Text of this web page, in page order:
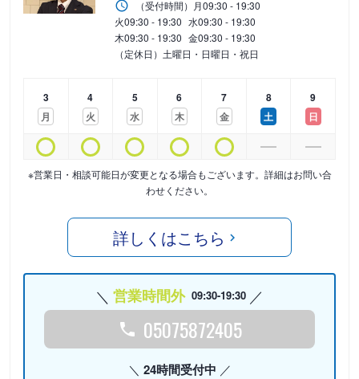
（受付時間） 月09:30 - 19:30
火09:30 - 19:30 水09:30 - 19:30
木09:30 - 19:30 金09:30 - 19:30
（定休日）土曜日・日曜日・祝日
3
月
4
火
5
水
6
木
7
金
8
土
9
日
※営業日・相談可能日が変更となる場合もございます。詳細はお問い合
わせください。
詳しくはこちら
営業時間外 09:30-19:30
05075872405
24時間受付中